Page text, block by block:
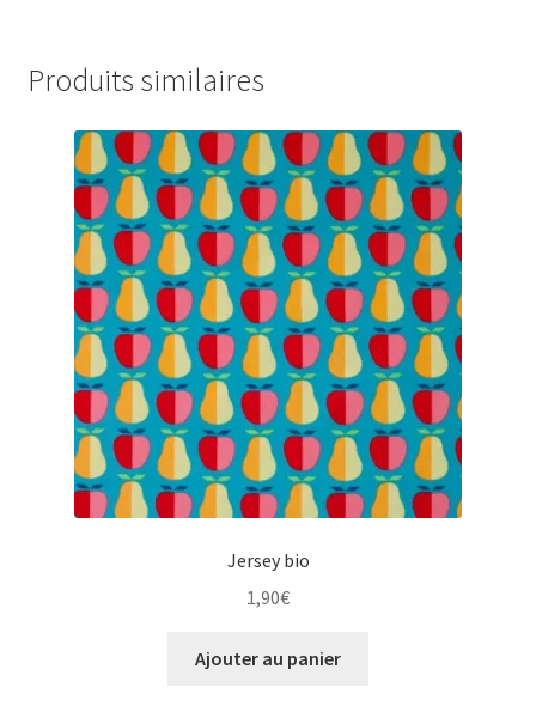
Produits similaires
Jersey bio
1,90€
Ajouter au panier